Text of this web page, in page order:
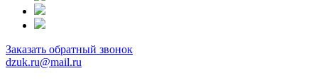
Заказать обратный звонок
dzuk.ru@mail.ru